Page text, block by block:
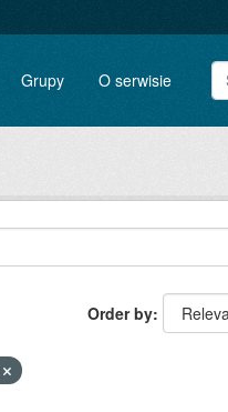
Grupy O serwisie
Order by